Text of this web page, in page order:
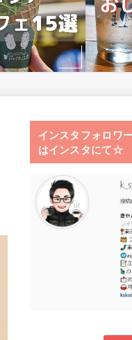
インスタフォロワ
はインスタにて☆